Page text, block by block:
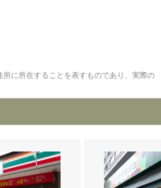
に所在することを表すものであり、実際の